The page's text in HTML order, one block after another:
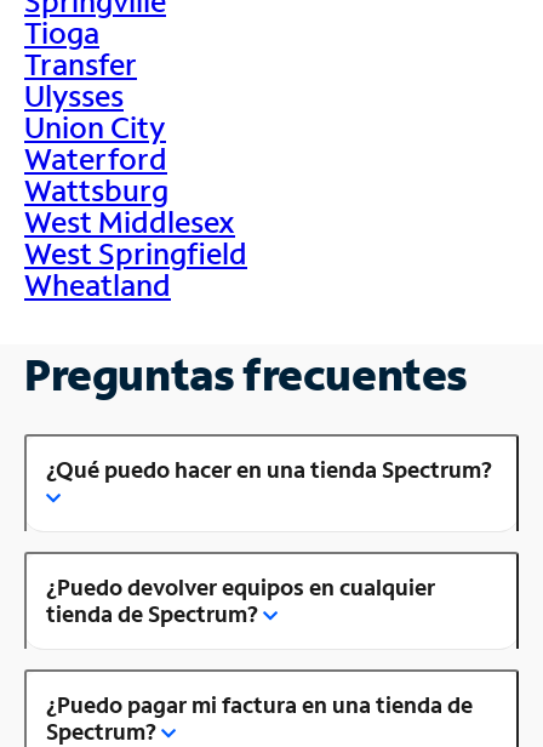
Tioga
Transfer
Ulysses
Union City
Waterford
Wattsburg
West Middlesex
West Springfield
Wheatland
Preguntas frecuentes
¿Qué puedo hacer en una tienda Spectrum?
¿Puedo devolver equipos en cualquier
tienda de Spectrum?
¿Puedo pagar mi factura en una tienda de
Spectrum?